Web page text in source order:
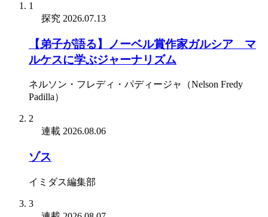
1
探究 2026.07.13
【弟子が語る】ノーベル賞作家ガルシア゠マ
ルケスに学ぶジャーナリズム
ネルソン・フレディ・パディージャ（Nelson Fredy
Padilla）
2
連載 2026.08.06
ゾス
イミダス編集部
3